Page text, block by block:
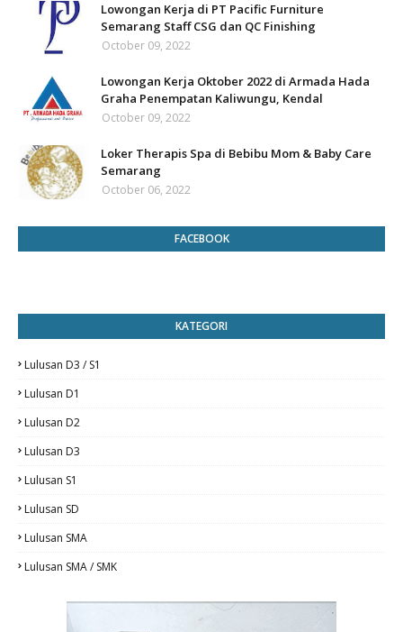
Lowongan Kerja di PT Pacific Furniture
Semarang Staff CSG dan QC Finishing
October 09, 2022
Lowongan Kerja Oktober 2022 di Armada Hada
Graha Penempatan Kaliwungu, Kendal
October 09, 2022
Loker Therapis Spa di Bebibu Mom & Baby Care
Semarang
October 06, 2022
FACEBOOK
KATEGORI
Lulusan D3 / S1
Lulusan D1
Lulusan D2
Lulusan D3
Lulusan S1
Lulusan SD
Lulusan SMA
Lulusan SMA / SMK